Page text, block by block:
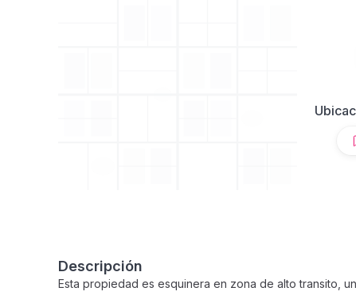
Descripción
Esta propiedad es esquinera en zona de alto transito,